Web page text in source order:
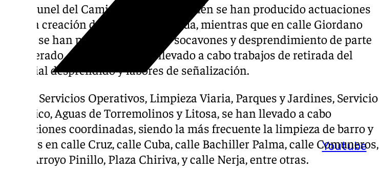
Youtube
En el tunel del Camino del Pilar también se han producido actuaciones
ante la creación de una balsa de agua, mientras que en calle Giordano
Bruno se han producido algunos socavones y desprendimiento de parte
del acerado, por lo que se han llevado a cabo trabajos de retirada del
material desprendido y labores de señalización.
Desde Servicios Operativos, Limpieza Viaria, Parques y Jardines, Servicio
Eléctrico, Aguas de Torremolinos y Litosa, se han llevado a cabo
actuaciones coordinadas, siendo la más frecuente la limpieza de barro y
piedras en calle Cruz, calle Cuba, calle Bachiller Palma, calle Comuneros,
calle Arroyo Pinillo, Plaza Chiriva, y calle Nerja, entre otras.